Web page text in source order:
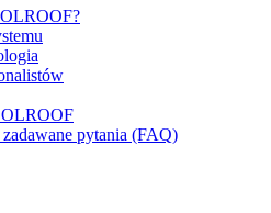
pytania (FAQ)